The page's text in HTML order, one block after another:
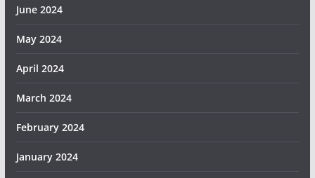
June 2024
May 2024
April 2024
March 2024
February 2024
January 2024